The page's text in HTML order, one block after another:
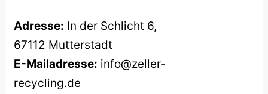
Adresse: In der Schlicht 6,
67112 Mutterstadt
E-Mailadresse: info@zeller-
recycling.de